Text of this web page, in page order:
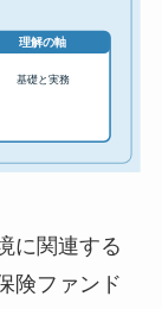
に関連する
険ファンド